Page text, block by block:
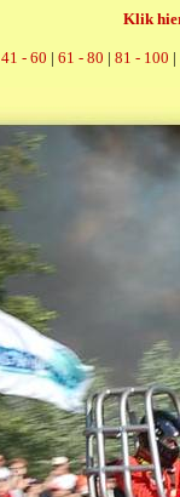
Klik
41 - 60 | 61 - 80 | 81 - 100 |